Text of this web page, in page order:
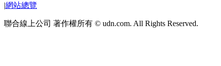
|網站總覽
聯合線上公司 著作權所有 © udn.com. All Rights Reserved.